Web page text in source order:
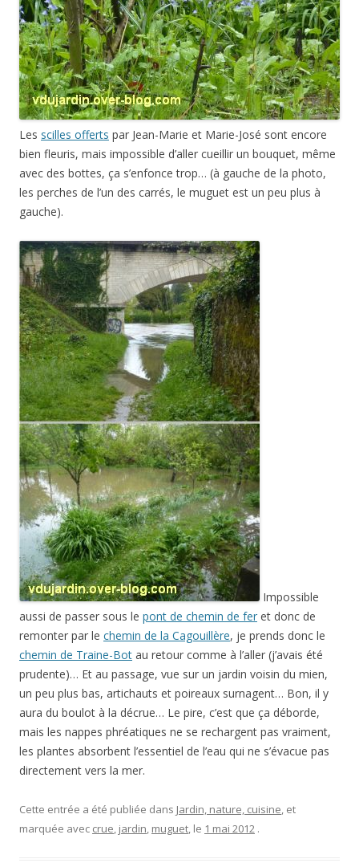
Les scilles offerts par Jean-Marie et Marie-José sont encore
bien fleuris, mais impossible d’aller cueillir un bouquet, même
avec des bottes, ça s’enfonce trop… (à gauche de la photo,
les perches de l’un des carrés, le muguet est un peu plus à
gauche).
Impossible
aussi de passer sous le pont de chemin de fer et donc de
remonter par le chemin de la Cagouillère, je prends donc le
chemin de Traine-Bot au retour comme à l’aller (j’avais été
prudente)… Et au passage, vue sur un jardin voisin du mien,
un peu plus bas, artichauts et poireaux surnagent… Bon, il y
aura du boulot à la décrue… Le pire, c’est que ça déborde,
mais les nappes phréatiques ne se rechargent pas vraiment,
les plantes absorbent l’essentiel de l’eau qui ne s’évacue pas
directement vers la mer.
Cette entrée a été publiée dans Jardin, nature, cuisine, et
marquée avec crue, jardin, muguet, le 1 mai 2012 .